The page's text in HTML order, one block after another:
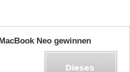
Neo gewinnen